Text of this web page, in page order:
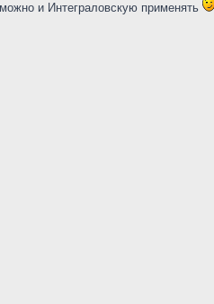
и Интеграловскую применять